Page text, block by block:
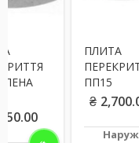
ПЕРЕКРИТТЯ
2,700.00
Наружный